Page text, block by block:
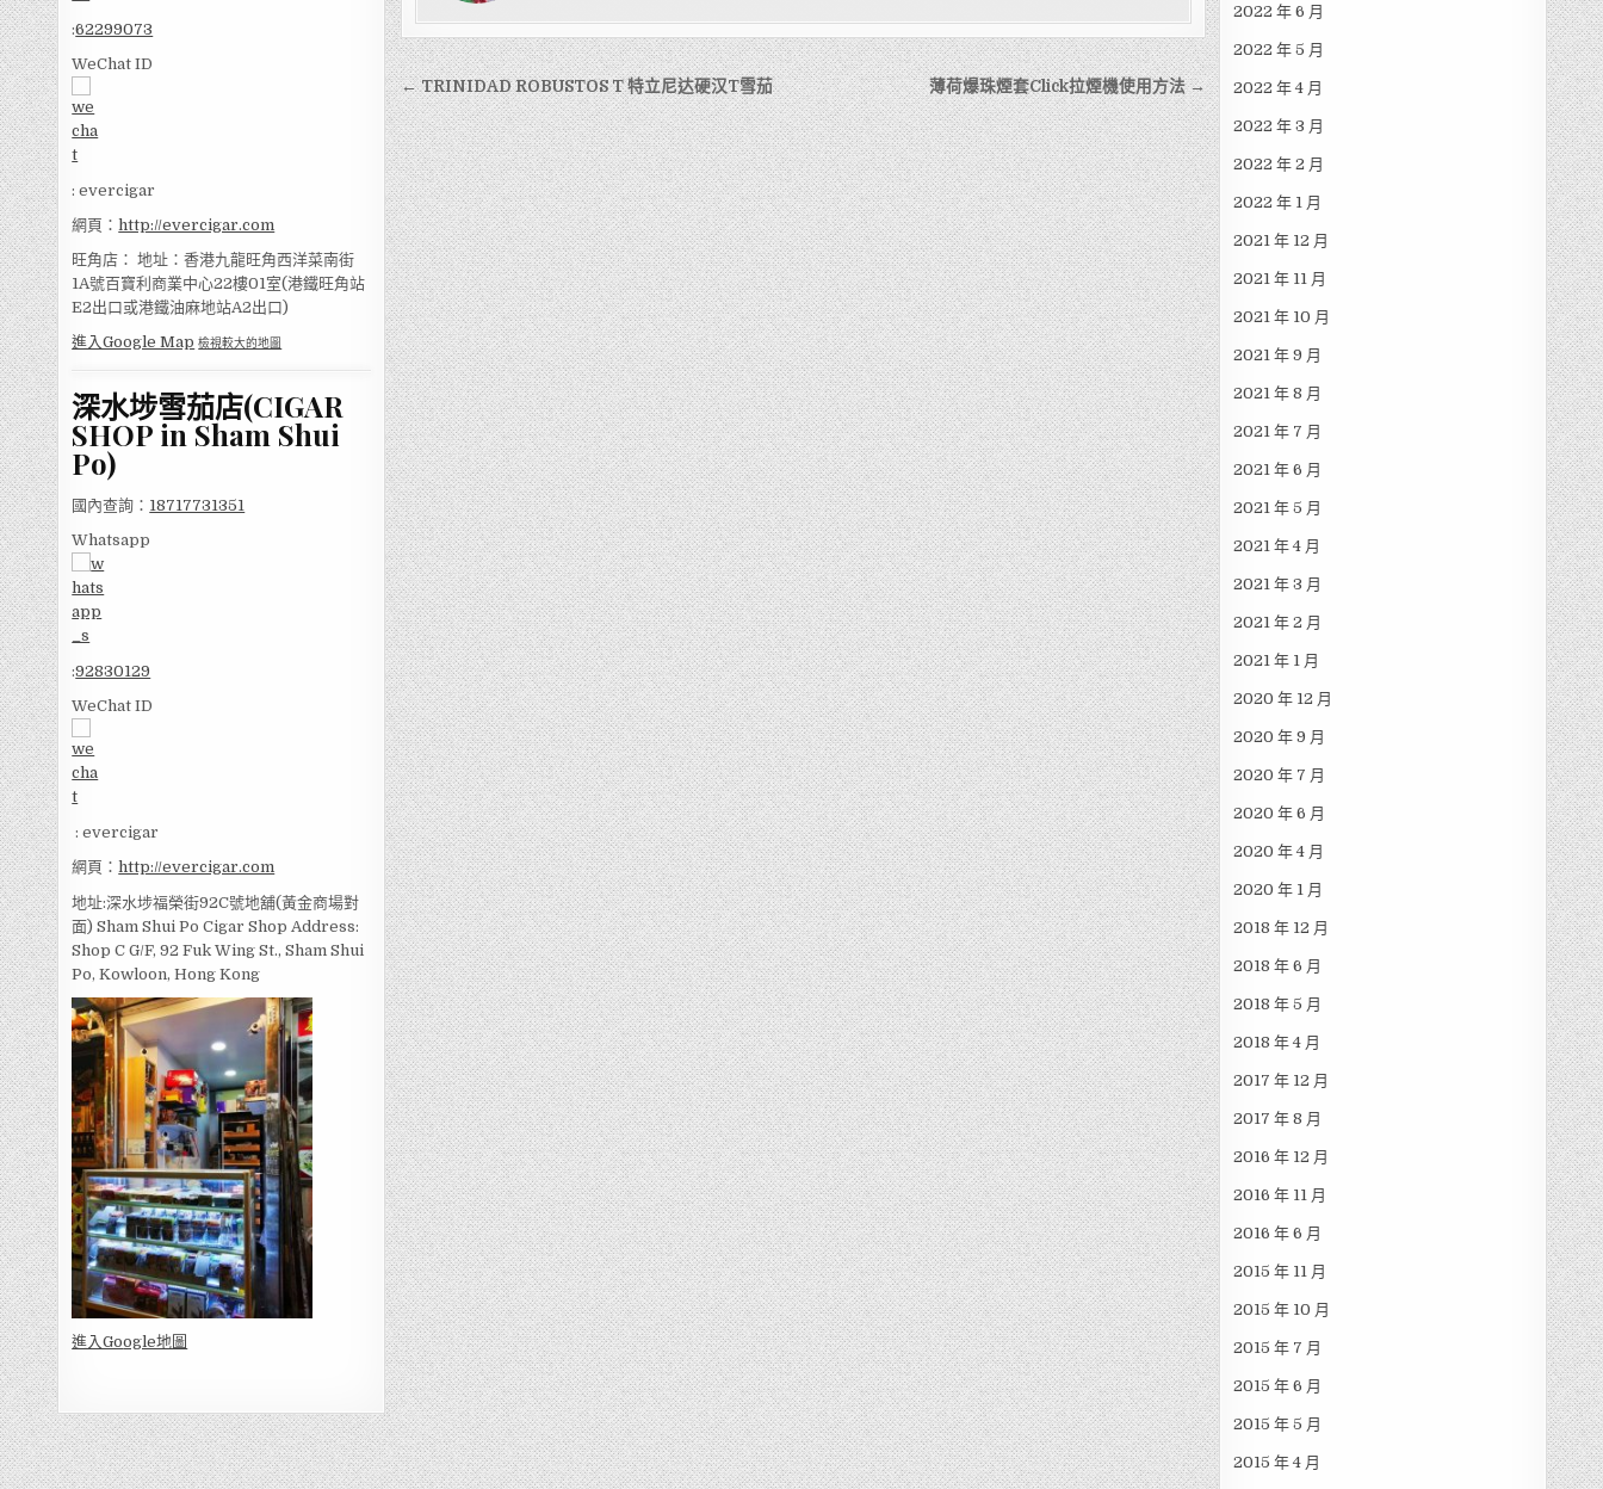
:62299073
WeChat ID
: evercigar
網頁：http://evercigar.com
旺角店： 地址：香港九龍旺角西洋菜南街
1A號百寶利商業中心22樓01室(港鐵旺角站
E2出口或港鐵油麻地站A2出口)
進入Google Map 檢視較大的地圖
深水埗雪茄店(CIGAR
SHOP in Sham Shui
Po)
國內查詢： 18717731351
Whatsapp
:92830129
WeChat ID
: evercigar
網頁：http://evercigar.com
地址:深水埗福榮街92C號地舖(黃金商場對
面) Sham Shui Po Cigar Shop Address:
Shop C G/F, 92 Fuk Wing St., Sham Shui
Po, Kowloon, Hong Kong
進入Google地圖
文
章
導
覽
薄荷爆珠煙套Click拉煙機使用方法 →
← TRINIDAD ROBUSTOS T 特立尼达硬汉T雪茄
2022 年 6 月
2022 年 5 月
2022 年 4 月
2022 年 3 月
2022 年 2 月
2022 年 1 月
2021 年 12 月
2021 年 11 月
2021 年 10 月
2021 年 9 月
2021 年 8 月
2021 年 7 月
2021 年 6 月
2021 年 5 月
2021 年 4 月
2021 年 3 月
2021 年 2 月
2021 年 1 月
2020 年 12 月
2020 年 9 月
2020 年 7 月
2020 年 6 月
2020 年 4 月
2020 年 1 月
2018 年 12 月
2018 年 6 月
2018 年 5 月
2018 年 4 月
2017 年 12 月
2017 年 8 月
2016 年 12 月
2016 年 11 月
2016 年 6 月
2015 年 11 月
2015 年 10 月
2015 年 7 月
2015 年 6 月
2015 年 5 月
2015 年 4 月